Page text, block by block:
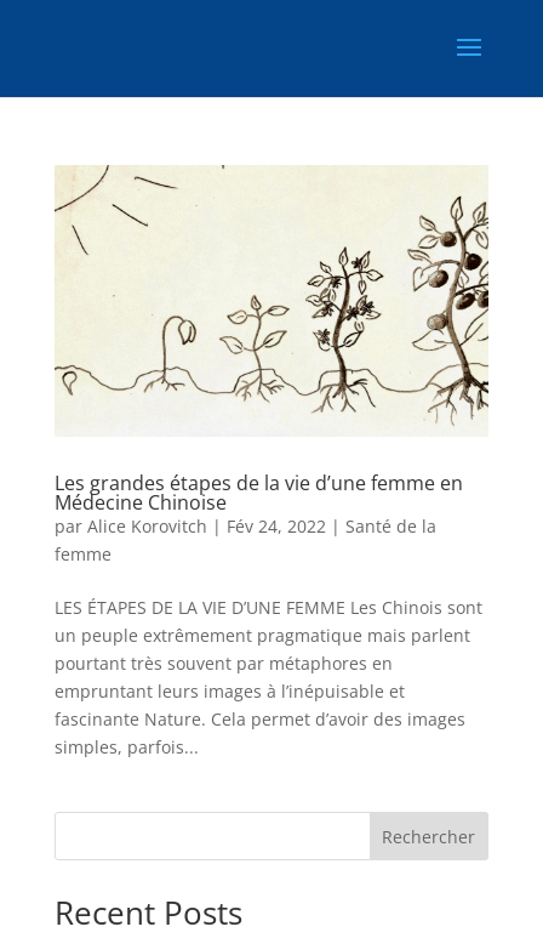
Les grandes étapes de la vie d’une femme en
Médecine Chinoise
par Alice Korovitch | Fév 24, 2022| Santé de la
femme
LES ÉTAPES DE LA VIE D’UNE FEMME Les Chinois sont
un peuple extrêmement pragmatique mais parlent
pourtant très souvent par métaphores en
empruntant leurs images à l’inépuisable et
fascinante Nature. Cela permet d’avoir des images
simples, parfois...
Rechercher
Recent Posts